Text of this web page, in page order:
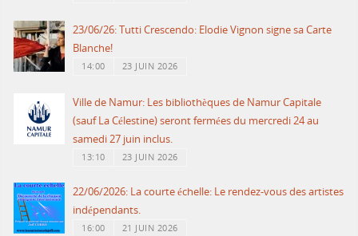
23/06/26: Tutti Crescendo: Elodie Vignon signe sa Carte
Blanche!
14:00 23 JUIN 2026
Ville de Namur: Les bibliothèques de Namur Capitale
(sauf La Célestine) seront fermées du mercredi 24 au
samedi 27 juin inclus.
13:10 23 JUIN 2026
22/06/2026: La courte échelle: Le rendez-vous des artistes
indépendants.
16:00 21 JUIN 2026